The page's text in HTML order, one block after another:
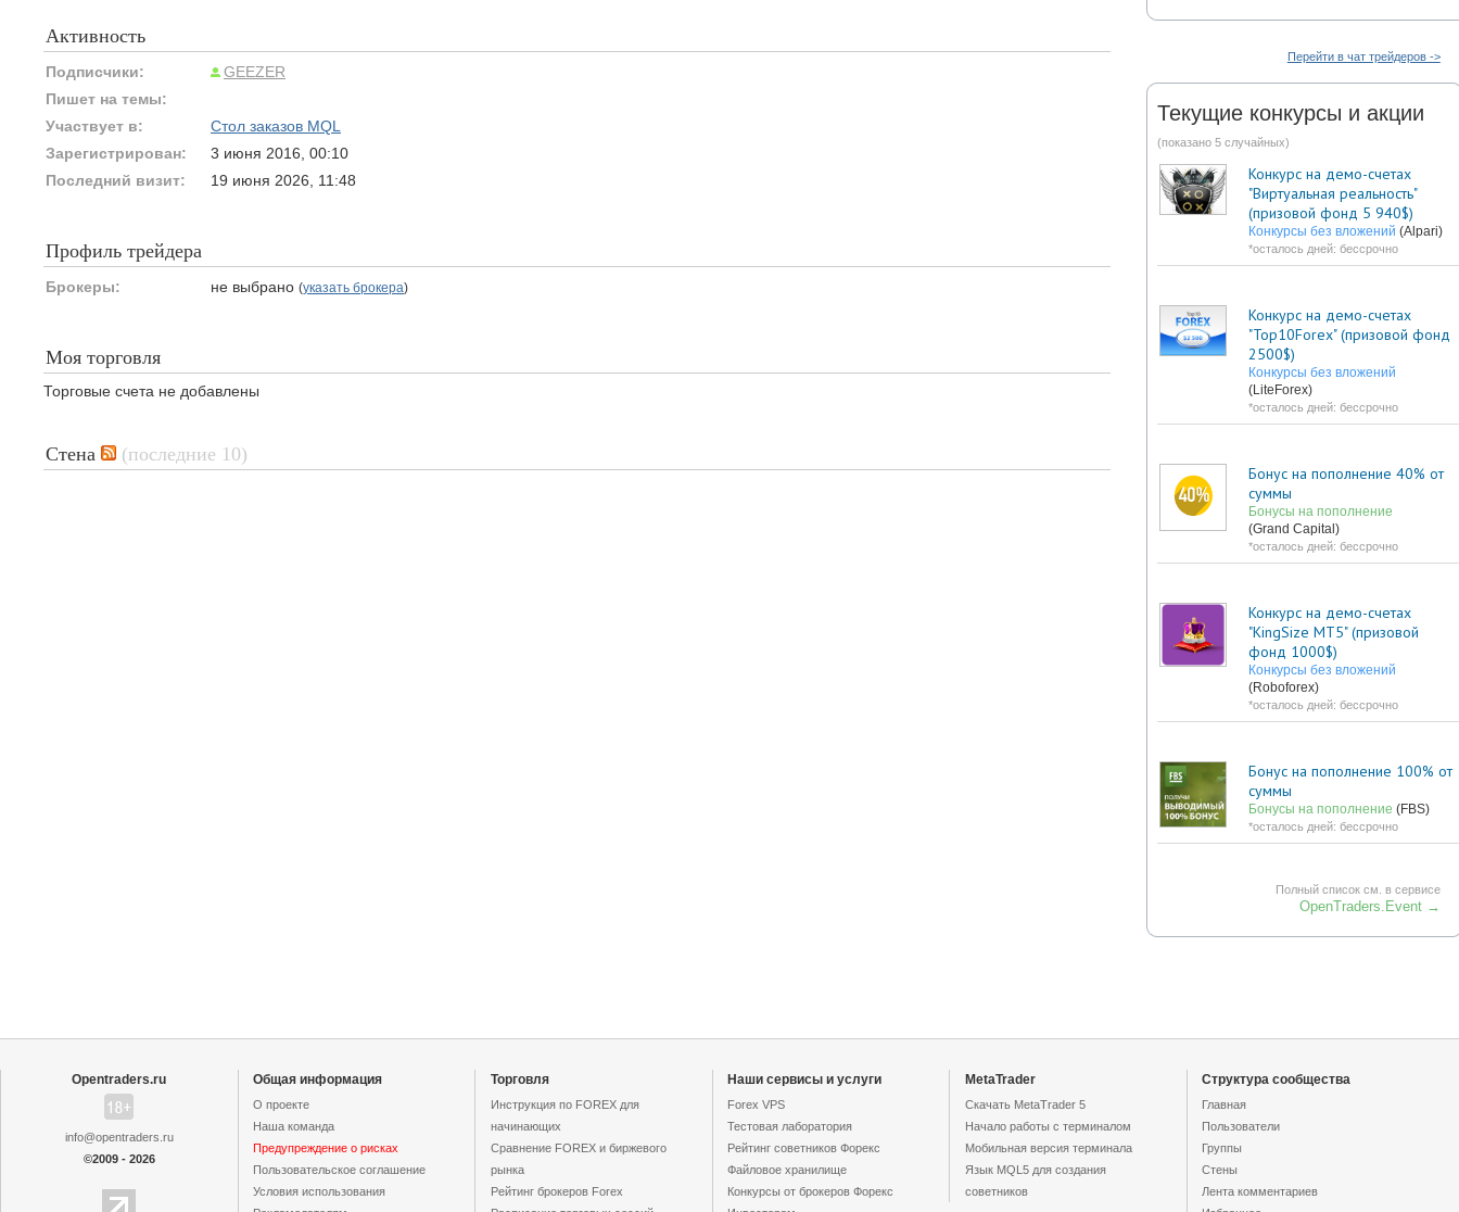
Активность
Подписчики:
GEEZER
Пишет на темы:
Участвует в:
Стол заказов MQL
Зарегистрирован:
3 июня 2016, 00:10
Последний визит:
19 июня 2026, 11:48
Профиль трейдера
Брокеры: не выбрано (указать брокера)
Моя торговля
Торговые счета не добавлены
Стена (последние 10)
Перейти в чат трейдеров ->
Текущие конкурсы и акции
(показано 5 случайных)
Конкурс на демо-счетах
"Виртуальная реальность"
(призовой фонд 5 940$)
Конкурсы без вложений (Alpari)
*осталось дней: бессрочно
Конкурс на демо-счетах
"Top10Forex" (призовой фонд
2500$)
Конкурсы без вложений
(LiteForex)
*осталось дней: бессрочно
Бонус на пополнение 40% от
суммы
Бонусы на пополнение
(Grand Capital)
*осталось дней: бессрочно
Конкурс на демо-счетах
"KingSize MT5" (призовой
фонд 1000$)
Конкурсы без вложений
(Roboforex)
*осталось дней: бессрочно
Бонус на пополнение 100% от
суммы
Бонусы на пополнение (FBS)
*осталось дней: бессрочно
Полный список см. в сервисе
OpenTraders.Event →
Opentraders.ru
info@opentraders.ru
©2009 - 2026
Общая информация
О проекте
Наша команда
Предупреждение о рисках
Пользовательское cоглашение
Условия использования
Торговля
Инструкция по FOREX для
начинающих
Сравнение FOREX и биржевого
рынка
Рейтинг брокеров Forex
Наши сервисы и услуги
Forex VPS
Тестовая лаборатория
Рейтинг советников Форекс
Файловое хранилище
Конкурсы от брокеров Форекс
MetaTrader
Скачать MetaTrader 5
Начало работы с терминалом
Мобильная версия терминала
Язык MQL5 для создания
советников
Структура сообщества
Главная
Пользователи
Группы
Стены
Лента комментариев